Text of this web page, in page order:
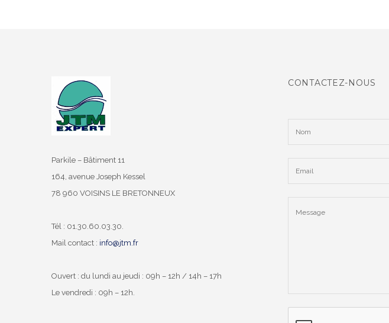
Parkile – Bâtiment 11
164, avenue Joseph Kessel
78 960 VOISINS LE BRETONNEUX
Tél : 01.30.60.03.30.
Mail contact : info@jtm.fr
Ouvert : du lundi au jeudi : 09h – 12h / 14h – 17h
Le vendredi : 09h – 12h.
CONTACTEZ-NOUS